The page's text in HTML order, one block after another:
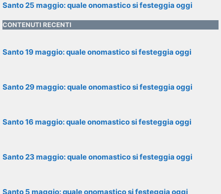
Santo 25 maggio: quale onomastico si festeggia oggi
CONTENUTI RECENTI
Santo 19 maggio: quale onomastico si festeggia oggi
Santo 29 maggio: quale onomastico si festeggia oggi
Santo 16 maggio: quale onomastico si festeggia oggi
Santo 23 maggio: quale onomastico si festeggia oggi
Santo 5 maggio: quale onomastico si festeggia oggi